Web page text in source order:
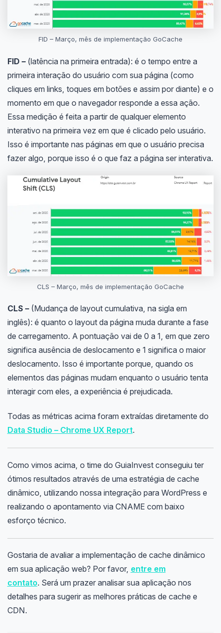
FID – Março, mês de implementação GoCache
FID –(latência na primeira entrada): é o tempo entre a
primeira interação do usuário com sua página (como
cliques em links, toques em botões e assim por diante) e o
momento em que o navegador responde a essa ação.
Essa medição é feita a partir de qualquer elemento
interativo na primeira vez em que é clicado pelo usuário.
Isso é importante nas páginas em que o usuário precisa
fazer algo, porque isso é o que faz a página ser interativa.
CLS – Março, mês de implementação GoCache
CLS –(Mudança de layout cumulativa, na sigla em
inglês): é quanto o layout da página muda durante a fase
de carregamento. A pontuação vai de 0 a 1, em que zero
significa ausência de deslocamento e 1 significa o maior
deslocamento. Isso é importante porque, quando os
elementos das páginas mudam enquanto o usuário tenta
interagir com eles, a experiência é prejudicada.
Todas as métricas acima foram extraídas diretamente do
Data Studio – Chrome UX Report.
Como vimos acima, o time do GuiaInvest conseguiu ter
ótimos resultados através de uma estratégia de cache
dinâmico, utilizando nossa integração para WordPress e
realizando o apontamento via CNAME com baixo
esforço técnico.
Gostaria de avaliar a implementação de cache dinâmico
em sua aplicação web? Por favor, entre em
contato. Será um prazer analisar sua aplicação nos
detalhes para sugerir as melhores práticas de cache e
CDN.